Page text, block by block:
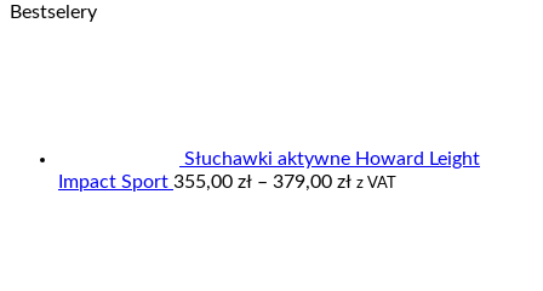
Bestselery
Słuchawki aktywne Howard Leight
Impact Sport 355,00 zł – 379,00 złZakres
z VAT